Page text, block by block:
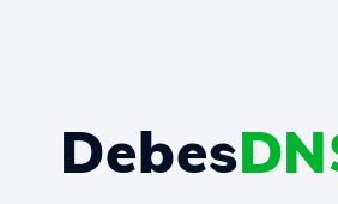
Debes